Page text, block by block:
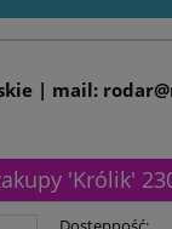
| mail:
'Królik'